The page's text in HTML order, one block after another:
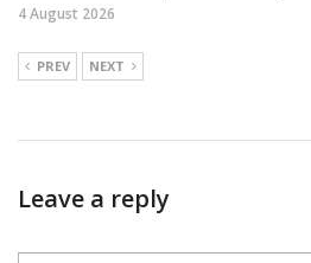
4 August 2026
PREV NEXT
Leave a reply